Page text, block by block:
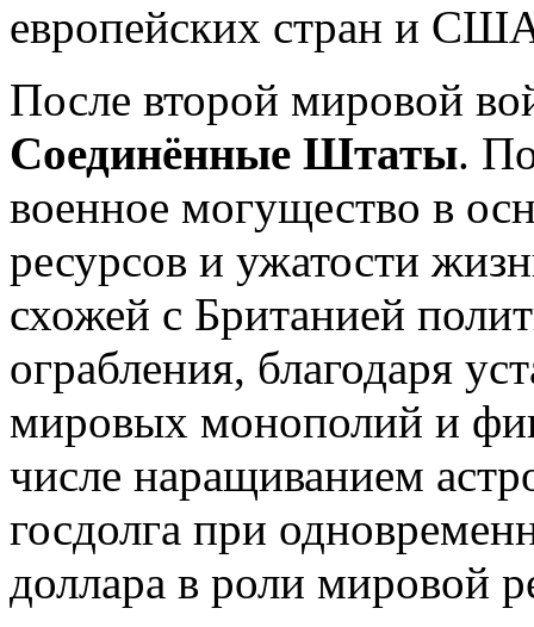
европейских стран и
После второй мировой
Соединённые Штаты.
военное могущество в
ресурсов и ужатости
схожей с Британией
ограбления, благодаря
мировых монополий и
числе наращиванием
госдолга при
доллара в роли мировой